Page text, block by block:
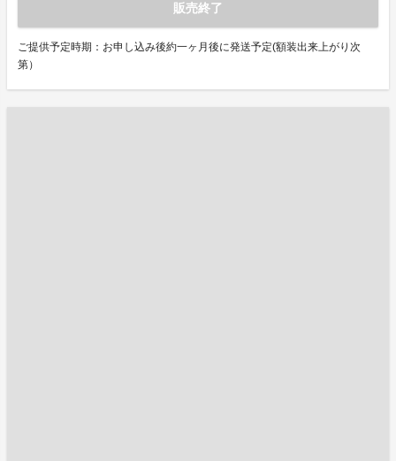
販売終了
ご提供予定時期：お申し込み後約一ヶ月後に発送予定(額装出来上がり次
第）